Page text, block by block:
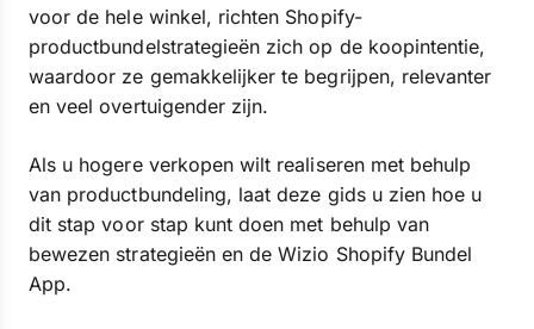
voor de hele winkel, richten Shopify-
productbundelstrategieën zich op de koopintentie,
waardoor ze gemakkelijker te begrijpen, relevanter
en veel overtuigender zijn.
Als u hogere verkopen wilt realiseren met behulp
van productbundeling, laat deze gids u zien hoe u
dit stap voor stap kunt doen met behulp van
bewezen strategieën en de Wizio Shopify Bundel
App.